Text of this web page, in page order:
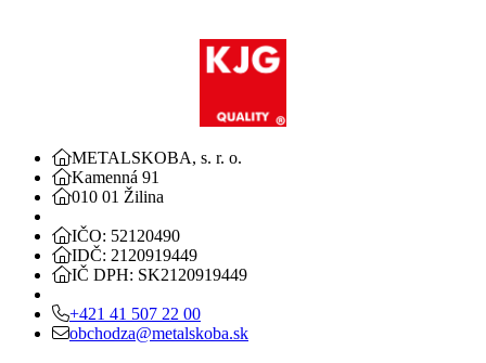
METALSKOBA, s. r. o.
Kamenná 91
010 01 Žilina
IČO: 52120490
IDČ: 2120919449
IČ DPH: SK2120919449
+421 41 507 22 00
obchodza@metalskoba.sk